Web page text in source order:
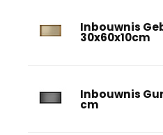
Inbouwnis
30x60x10cm
Inbouwnis
cm